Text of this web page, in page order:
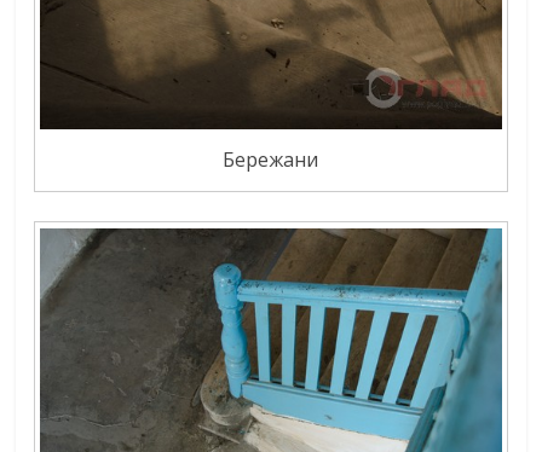
Бережани